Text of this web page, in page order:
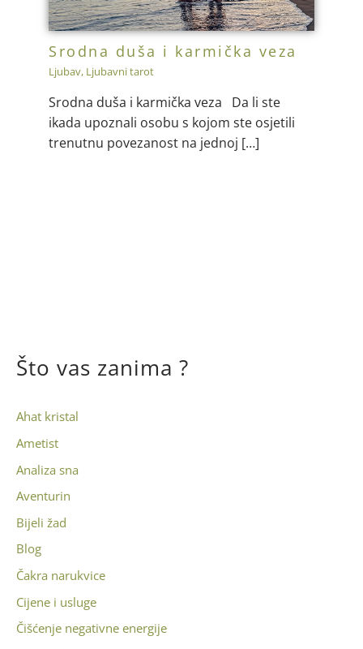
Srodna duša i karmička veza
Ljubav, Ljubavni tarot
Srodna duša i karmička veza Da li ste
ikada upoznali osobu s kojom ste osjetili
trenutnu povezanost na jednoj […]
Što vas zanima ?
Ahat kristal
Ametist
Analiza sna
Aventurin
Bijeli žad
Blog
Čakra narukvice
Cijene i usluge
Čišćenje negativne energije